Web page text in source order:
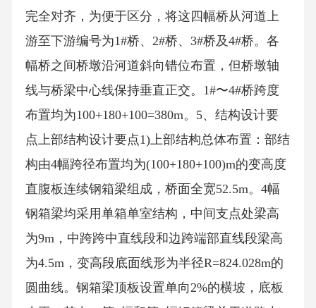
完全对齐，为便于区分，将这四幅桥从河道上
游至下游编号为1#桥、2#桥、3#桥及4#桥。各
幅桥之间桥墩沿河道斜向错位布置，但桥墩轴
线与桥梁中心线保持垂直正交。1#〜4#桥跨度
布置均为100+180+100=380m。5、结构设计要
点上部结构设计要点1)上部结构总体布置：部结
构由4幅跨径布置均为(100+180+100)m的变高度
直腹板连续钢箱梁组成，桥面全宽52.5m。4幅
钢箱梁均采用单箱单室结构，中间支点处梁高
为9m，中跨跨中直线段和边跨端部直线段梁高
为4.5m，变高段底面线形为半径R=824.028m的
圆曲线。钢箱梁顶板设置单向2%的横坡，底板